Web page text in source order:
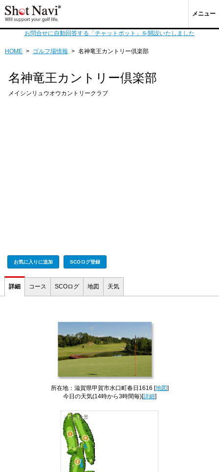
メニュー
お問合せに自動回答する「チャットボット」を開設いたしました
HOME > ゴルフ場情報 > 名神竜王カントリー倶楽部
名神竜王カントリー倶楽部
メイシンリュウオウカントリークラブ
お気に入りに追加 SCOログ登録
詳細 コース SCOログ 地図 天気
所在地：滋賀県甲賀市水口町春日1616 [地図]
今日の天気(14時から3時間毎)[詳細]
コース全景